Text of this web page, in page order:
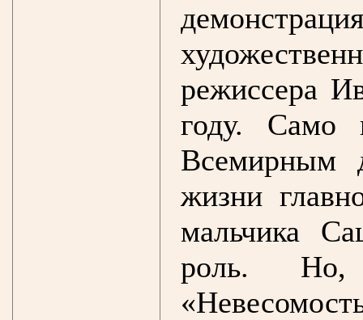
режиссера
году. Само
Всемирным
жизни
мальчика
роль. Но,